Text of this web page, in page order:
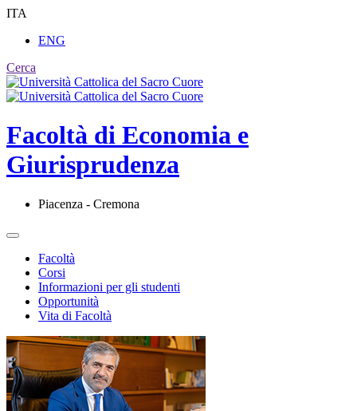
ITA
ENG
Cerca
Facoltà di Economia e
Giurisprudenza
Piacenza - Cremona
Facoltà
Corsi
Informazioni per gli studenti
Opportunità
Vita di Facoltà